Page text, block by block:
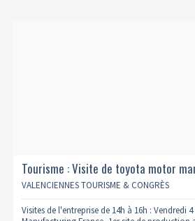
Tourisme : Visite de toyota motor
04/09 (complet)
VALENCIENNES TOURISME & CONGRÈS
Visites de l'entreprise de 14h à 16h : Vendredi